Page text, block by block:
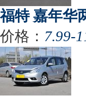
福特 嘉年华
价格： 7.99-